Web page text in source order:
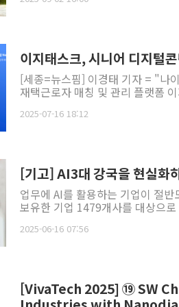
이지태스크, 시니어 디지털
[세종=뉴스핌] 이경태 기자 = "나
재택근로자 매칭 및 관리 플랫폼
2025-07-16 18:12
업무에 AI를 활용하는 기업이 절
보유한 기업 1479개사를 대상으
2025-06-16 07:56
[VivaTech 2025] ⑲ SW